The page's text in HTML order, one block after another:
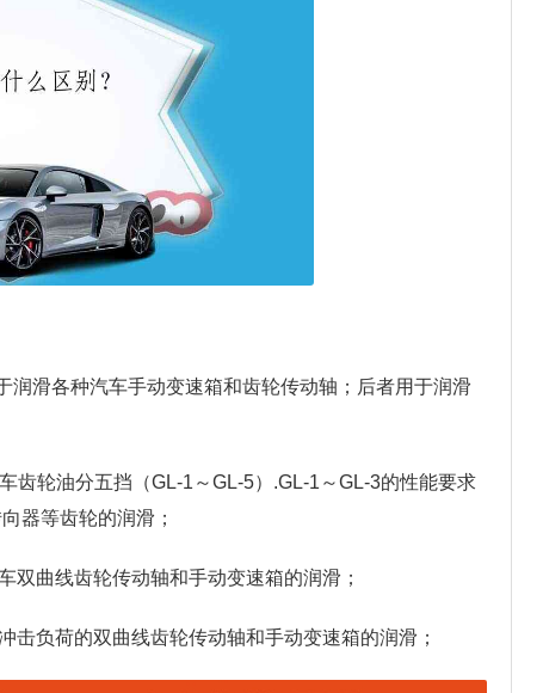
润滑各种汽车手动变速箱和齿轮传动轴；后者用于润滑
齿轮油分五挡（GL-1～GL-5）.GL-1～GL-3的性能要求
器等齿轮的润滑；
双曲线齿轮传动轴和手动变速箱的润滑；
负荷的双曲线齿轮传动轴和手动变速箱的润滑；